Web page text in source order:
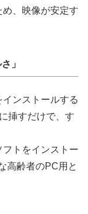
、映像が安定す
」
ンストールする
挿すだけで、す
トをインストー
高齢者のPC用と